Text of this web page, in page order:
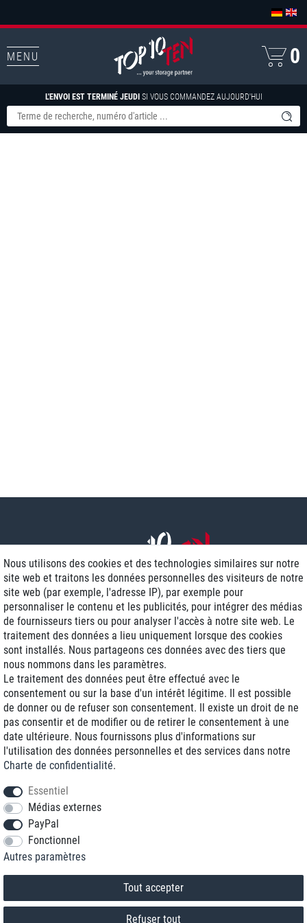
MENU
L'ENVOI EST TERMINÉ JEUDI SI VOUS COMMANDEZ AUJOURD'HUI
0
Livraison J+1
Frais d'expédition réduits
Reconditionnée avec garantie
+33 1 70 99 07 94 *
* Vous pouvez nous joindre aux tarifs locaux du lundi au vendredi de 9h à 18h.
Nous utilisons des cookies et des technologies similaires sur notre
site web et traitons les données personnelles des visiteurs de notre
site web (par exemple, l'adresse IP), par exemple pour
personnaliser le contenu et les publicités, pour intégrer des médias
de fournisseurs tiers ou pour analyser l'accès à notre site web. Le
traitement des données a lieu uniquement lorsque des cookies
sont installés. Nous partageons ces données avec des tiers que
nous nommons dans les paramètres.
Le traitement des données peut être effectué avec le
consentement ou sur la base d'un intérêt légitime. Il est possible
de donner ou de refuser son consentement. Il existe un droit de ne
pas consentir et de modifier ou de retirer le consentement à une
date ultérieure. Nous fournissons plus d'informations sur
l'utilisation des données personnelles et des services dans notre
Charte de confidentialité.
Essentiel
Médias externes
PayPal
Fonctionnel
Autres paramètres
Tout accepter
Refuser tout